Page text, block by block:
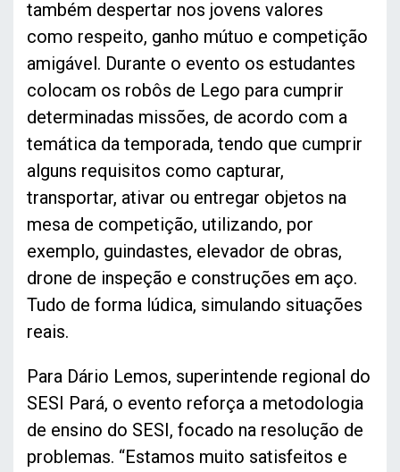
também despertar nos jovens valores
como respeito, ganho mútuo e competição
amigável. Durante o evento os estudantes
colocam os robôs de Lego para cumprir
determinadas missões, de acordo com a
temática da temporada, tendo que cumprir
alguns requisitos como capturar,
transportar, ativar ou entregar objetos na
mesa de competição, utilizando, por
exemplo, guindastes, elevador de obras,
drone de inspeção e construções em aço.
Tudo de forma lúdica, simulando situações
reais.
Para Dário Lemos, superintende regional do
SESI Pará, o evento reforça a metodologia
de ensino do SESI, focado na resolução de
problemas. “Estamos muito satisfeitos e